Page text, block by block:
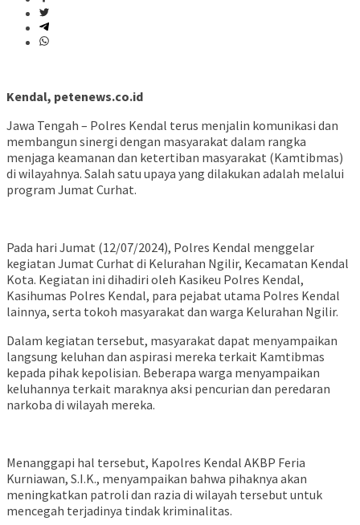
Kendal, petenews.co.id
Jawa Tengah – Polres Kendal terus menjalin komunikasi dan
membangun sinergi dengan masyarakat dalam rangka
menjaga keamanan dan ketertiban masyarakat (Kamtibmas)
di wilayahnya. Salah satu upaya yang dilakukan adalah melalui
program Jumat Curhat.
Pada hari Jumat (12/07/2024), Polres Kendal menggelar
kegiatan Jumat Curhat di Kelurahan Ngilir, Kecamatan Kendal
Kota. Kegiatan ini dihadiri oleh Kasikeu Polres Kendal,
Kasihumas Polres Kendal, para pejabat utama Polres Kendal
lainnya, serta tokoh masyarakat dan warga Kelurahan Ngilir.
Dalam kegiatan tersebut, masyarakat dapat menyampaikan
langsung keluhan dan aspirasi mereka terkait Kamtibmas
kepada pihak kepolisian. Beberapa warga menyampaikan
keluhannya terkait maraknya aksi pencurian dan peredaran
narkoba di wilayah mereka.
Menanggapi hal tersebut, Kapolres Kendal AKBP Feria
Kurniawan, S.I.K., menyampaikan bahwa pihaknya akan
meningkatkan patroli dan razia di wilayah tersebut untuk
mencegah terjadinya tindak kriminalitas.